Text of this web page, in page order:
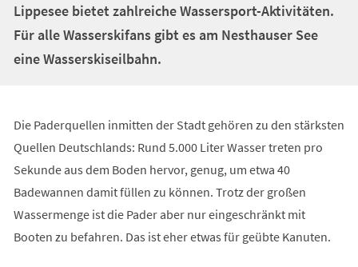
Lippesee bietet zahlreiche Wassersport-Aktivitäten.
Für alle Wasserskifans gibt es am Nesthauser See
eine Wasserskiseilbahn.
Die Paderquellen inmitten der Stadt gehören zu den stärksten
Quellen Deutschlands: Rund 5.000 Liter Wasser treten pro
Sekunde aus dem Boden hervor, genug, um etwa 40
Badewannen damit füllen zu können. Trotz der großen
Wassermenge ist die Pader aber nur eingeschränkt mit
Booten zu befahren. Das ist eher etwas für geübte Kanuten.